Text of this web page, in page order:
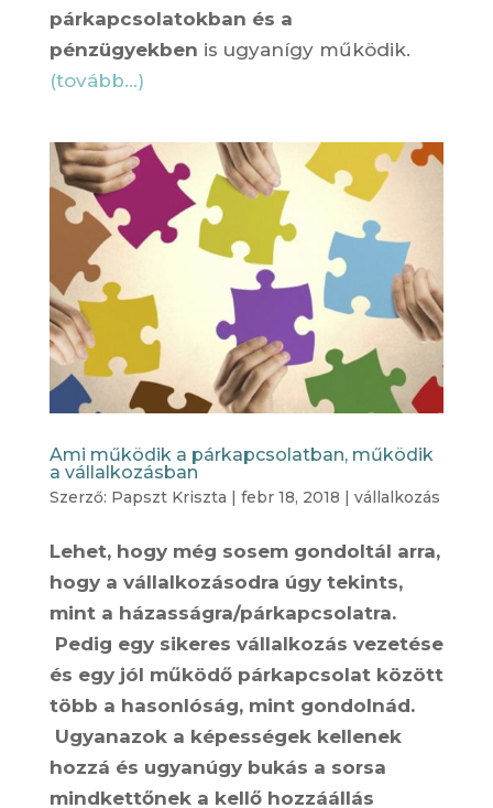
párkapcsolatokban és a
pénzügyekben is ugyanígy működik.
(tovább…)
Ami működik a párkapcsolatban, működik
a vállalkozásban
Szerző: Papszt Kriszta | febr 18, 2018 | vállalkozás
Lehet, hogy még sosem gondoltál arra,
hogy a vállalkozásodra úgy tekints,
mint a házasságra/párkapcsolatra.
Pedig egy sikeres vállalkozás vezetése
és egy jól működő párkapcsolat között
több a hasonlóság, mint gondolnád.
Ugyanazok a képességek kellenek
hozzá és ugyanúgy bukás a sorsa
mindkettőnek a kellő hozzáállás